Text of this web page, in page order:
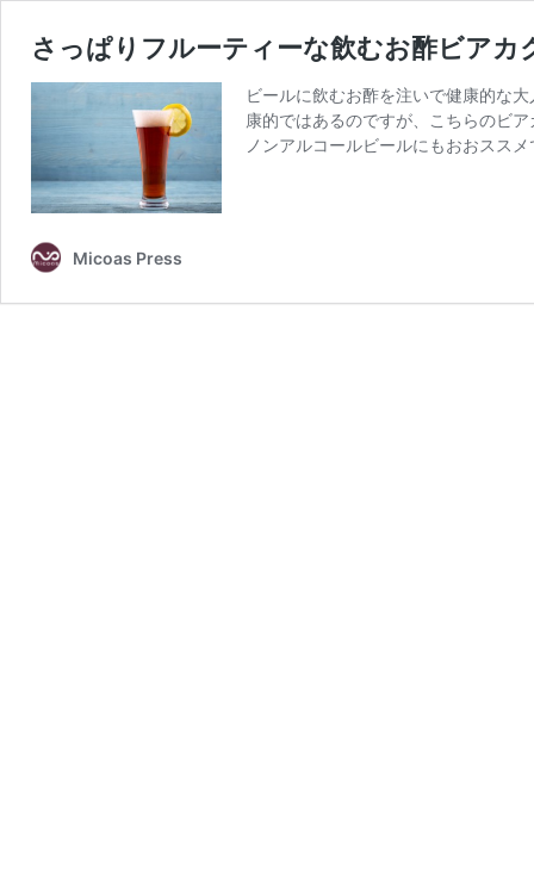
さっぱりフルーティーな飲むお酢ビア
ビールに飲むお酢を注いで健康的な
康的ではあるのですが、こちらのビ
ノンアルコールビールにもおおスス
Micoas Press